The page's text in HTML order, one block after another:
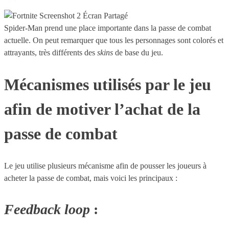
Spider-Man prend une place importante dans la passe de combat
actuelle. On peut remarquer que tous les personnages sont colorés et
attrayants, très différents des skins de base du jeu.
Mécanismes utilisés par le jeu
afin de motiver l’achat de la
passe de combat
Le jeu utilise plusieurs mécanisme afin de pousser les joueurs à
acheter la passe de combat, mais voici les principaux :
Feedback loop :